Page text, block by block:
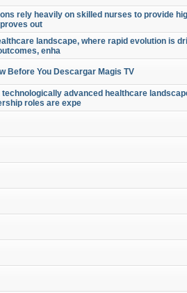
rely heavily on skilled nurses to provide
out
landscape, where rapid evolution is
enha
Before You Descargar Magis TV
technologically advanced healthcare
roles are expe